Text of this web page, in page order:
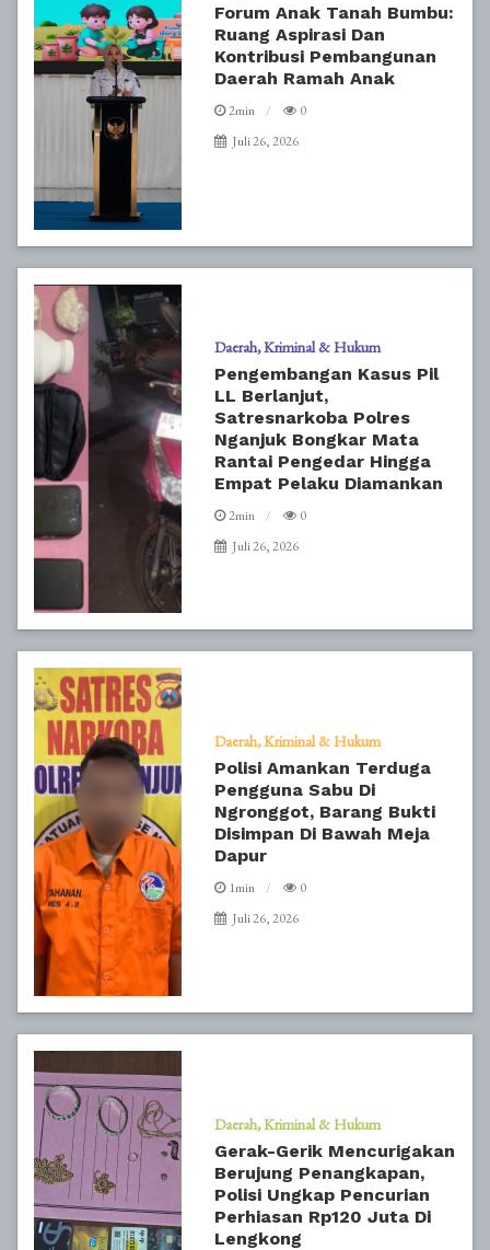
Forum Anak Tanah Bumbu:
Ruang Aspirasi Dan
Kontribusi Pembangunan
Daerah Ramah Anak
2min
0
Juli 26, 2026
Daerah Kriminal & Hukum
Pengembangan Kasus Pil
LL Berlanjut,
Satresnarkoba Polres
Nganjuk Bongkar Mata
Rantai Pengedar Hingga
Empat Pelaku Diamankan
2min
0
Juli 26, 2026
Daerah Kriminal & Hukum
Polisi Amankan Terduga
Pengguna Sabu Di
Ngronggot, Barang Bukti
Disimpan Di Bawah Meja
Dapur
1min
0
Juli 26, 2026
Daerah Kriminal & Hukum
Gerak-Gerik Mencurigakan
Berujung Penangkapan,
Polisi Ungkap Pencurian
Perhiasan Rp120 Juta Di
Lengkong